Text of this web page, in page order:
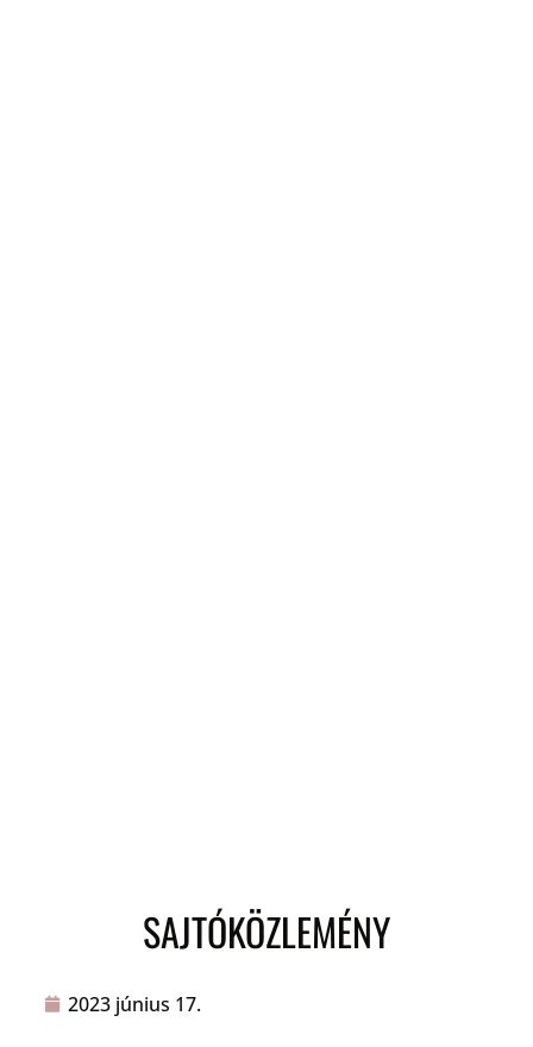
SAJTÓKÖZLEMÉNY
2023 június 17.